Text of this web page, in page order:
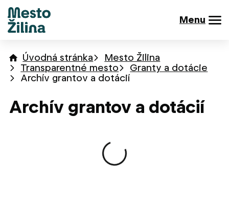
Menu
Úvodná stránka
Mesto Žilina
Transparentné mesto
Granty a dotácie
Archív grantov a dotácií
Archív grantov a dotácií
Načítavanie obsahu